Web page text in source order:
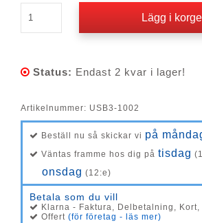
Lägg i
Status: Endast 2 kvar i lager!
Artikelnummer: USB3-1002
Beställ nu så skickar vi på
Väntas framme hos dig på tisdag
onsdag (12:e)
Betala som du vill
Klarna - Faktura, Delbetalning, Kort,
Offert (för företag - läs mer)